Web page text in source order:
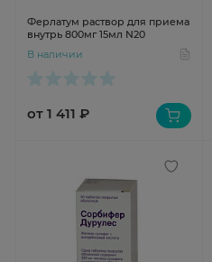
Ферлатум раствор для приема
внутрь 800мг 15мл N20
В наличии
от 1 411 ₽